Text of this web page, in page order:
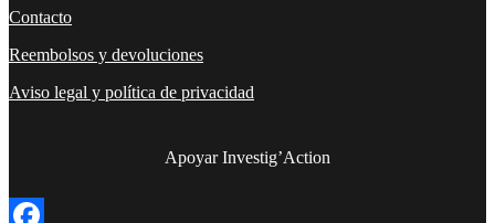
Contacto
Reembolsos y devoluciones
Aviso legal y política de privacidad
Apoyar Investig’Action